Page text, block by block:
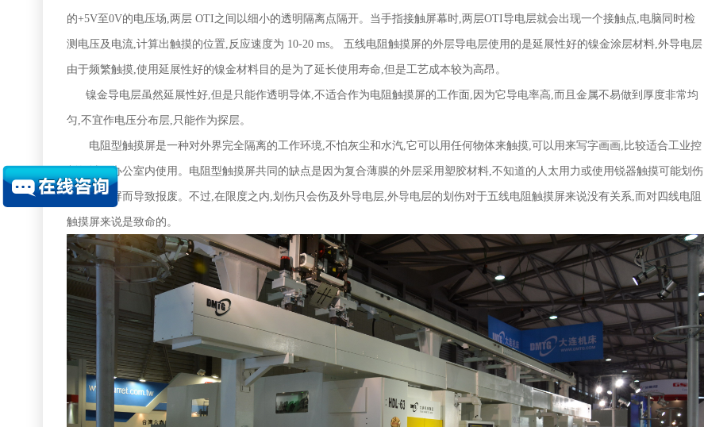
的+5V至0V的电压场,两层 OTI之间以细小的透明隔离点隔开。当手指接触屏幕时,两层OTI导电层就会出现一个接触点,电脑同时检
测电压及电流,计算出触摸的位置,反应速度为 10-20 ms。 五线电阻触摸屏的外层导电层使用的是延展性好的镍金涂层材料,外导电层
由于频繁触摸,使用延展性好的镍金材料目的是为了延长使用寿命,但是工艺成本较为高昂。
镍金导电层虽然延展性好,但是只能作透明导体,不适合作为电阻触摸屏的工作面,因为它导电率高,而且金属不易做到厚度非常均
匀,不宜作电压分布层,只能作为探层。
电阻型触摸屏是一种对外界完全隔离的工作环境,不怕灰尘和水汽,它可以用任何物体来触摸,可以用来写字画画,比较适合工业控
制领域及办公室内使用。电阻型触摸屏共同的缺点是因为复合薄膜的外层采用塑胶材料,不知道的人太用力或使用锐器触摸可能划伤
整个触摸屏而导致报废。不过,在限度之内,划伤只会伤及外导电层,外导电层的划伤对于五线电阻触摸屏来说没有关系,而对四线电阻
触摸屏来说是致命的。